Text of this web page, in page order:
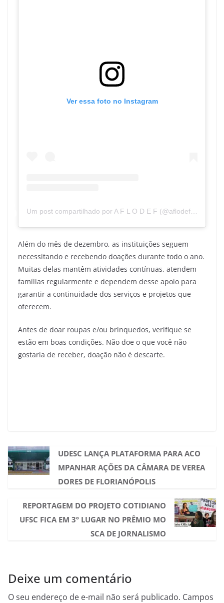
Ver essa foto no Instagram
Um post compartilhado por A F L O D E F (@aflodef_oficial)
Além do mês de dezembro, as instituições seguem
necessitando e recebendo doações durante todo o ano.
Muitas delas mantêm atividades contínuas, atendem
famílias regularmente e dependem desse apoio para
garantir a continuidade dos serviços e projetos que
oferecem.
Antes de doar roupas e/ou brinquedos, verifique se
estão em boas condições. Não doe o que você não
gostaria de receber, doação não é descarte.
UDESC LANÇA PLATAFORMA PARA ACO
MPANHAR AÇÕES DA CÂMARA DE VEREA
DORES DE FLORIANÓPOLIS
REPORTAGEM DO PROJETO COTIDIANO
UFSC FICA EM 3º LUGAR NO PRÊMIO MO
SCA DE JORNALISMO
Deixe um comentário
O seu endereço de e-mail não será publicado. Campos